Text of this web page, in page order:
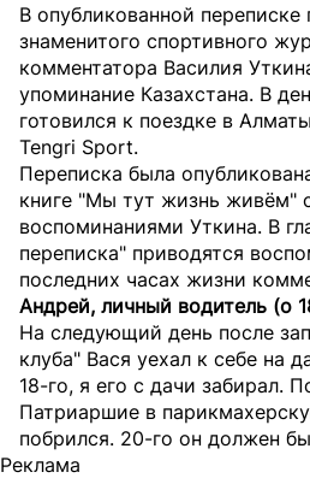
В опубликованной переписке
знаменитого спортивного
комментатора Василия
упоминание Казахстана. В
готовился к поездке в
Tengri Sport.
Переписка была
книге "Мы тут жизнь живём"
воспоминаниями Уткина. В
переписка" приводятся
последних часах жизни
Андрей, личный водитель (о
На следующий день после
клуба" Вася уехал к себе на
18-го, я его с дачи забирал.
Патриаршие в
побрился. 20-го он должен
Реклама